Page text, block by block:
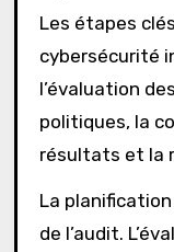
Les étapes
cybersécurité
l’évaluation
politiques, la
résultats et la
La
de l’audit.